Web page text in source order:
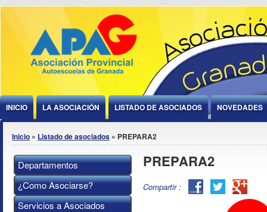
Jump to Content
INICIO LA ASOCIACIÓN LISTADO DE ASOCIADOS NOVEDADES
Se encuentra usted aquí
Inicio » Listado de asociados » PREPARA2
PREPARA2
Compartir : FacebookTwitter
Plus
Departamentos
¿Como Asociarse?
Servicios a Asociados